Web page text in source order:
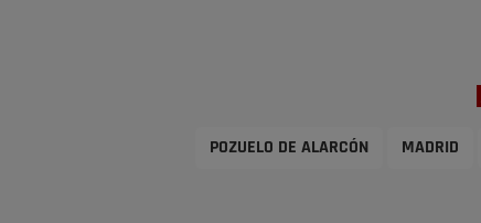
POZUELO DE ALARCÓN MADRID